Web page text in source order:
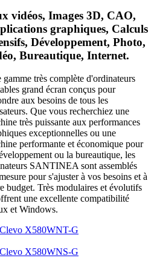
vidéos, Images 3D, CAO,
graphiques, Calculs
Développement, Photo,
Bureautique, Internet.
gamme très complète d'ordinateurs
grand écran conçus pour
aux besoins de tous les
Que vous recherchiez une
très puissante aux performances
exceptionnelles ou une
performante et économique pour
ou la bureautique, les
SANTINEA sont assemblés
pour s'ajuster à vos besoins et à
budget. Très modulaires et évolutifs
une excellente compatibilité
et Windows.
X580WNT-G
X580WNS-G